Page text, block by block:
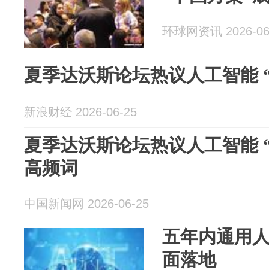
环球网资讯 2026-
夏季达沃斯论坛热议人工智能
新浪财经 2026-06-25
夏季达沃斯论坛热议人工智能
高频词
中国新闻网 2026-06-25
五年内通用
面落地